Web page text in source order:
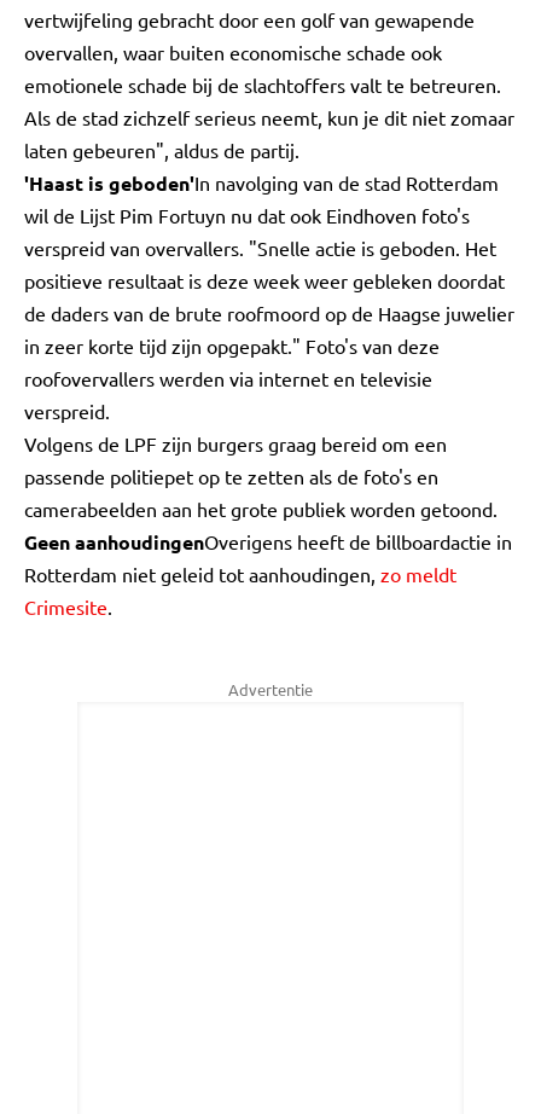
vertwijfeling gebracht door een golf van gewapende
overvallen, waar buiten economische schade ook
emotionele schade bij de slachtoffers valt te betreuren.
Als de stad zichzelf serieus neemt, kun je dit niet zomaar
laten gebeuren", aldus de partij.
'Haast is geboden'In navolging van de stad Rotterdam
wil de Lijst Pim Fortuyn nu dat ook Eindhoven foto's
verspreid van overvallers. "Snelle actie is geboden. Het
positieve resultaat is deze week weer gebleken doordat
de daders van de brute roofmoord op de Haagse juwelier
in zeer korte tijd zijn opgepakt." Foto's van deze
roofovervallers werden via internet en televisie
verspreid.
Volgens de LPF zijn burgers graag bereid om een
passende politiepet op te zetten als de foto's en
camerabeelden aan het grote publiek worden getoond.
Geen aanhoudingenOverigens heeft de billboardactie in
Rotterdam niet geleid tot aanhoudingen, zo meldt
Crimesite.
Advertentie